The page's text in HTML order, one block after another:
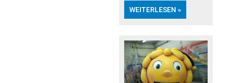
WEITERLESEN »